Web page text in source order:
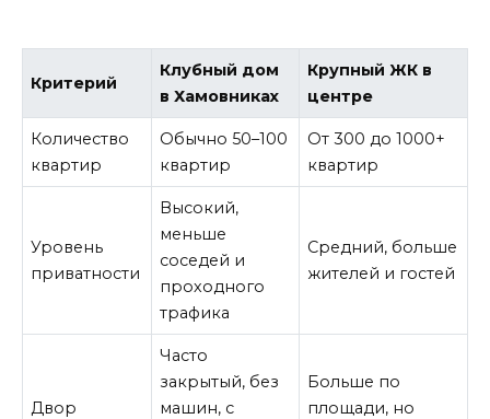
Критерий
Клубный дом
в Хамовниках
Крупный ЖК в
центре
Количество
квартир
Обычно 50–100
квартир
От 300 до 1000+
квартир
Уровень
приватности
Высокий,
меньше
соседей и
проходного
трафика
Средний, больше
жителей и гостей
Двор
Часто
закрытый, без
машин, с
Больше по
площади, но